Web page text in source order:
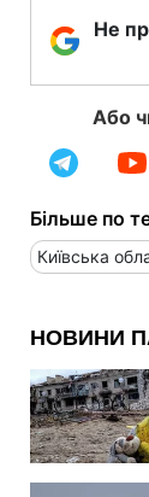
Не
Або
Більше по
Київська